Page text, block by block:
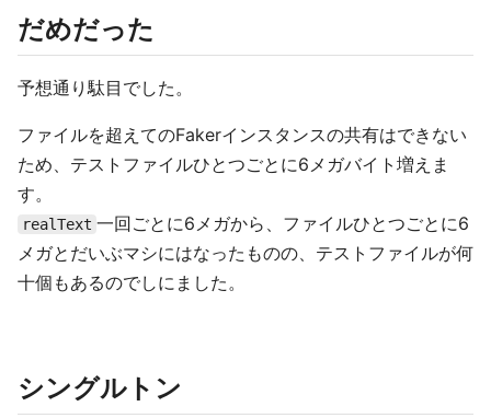
だめだった
予想通り駄目でした。
ファイルを超えてのFakerインスタンスの共有はできない
ため、テストファイルひとつごとに6メガバイト増えま
す。
realText 一回ごとに6メガから、ファイルひとつごとに6
メガとだいぶマシにはなったものの、テストファイルが何
十個もあるのでしにました。
シングルトン